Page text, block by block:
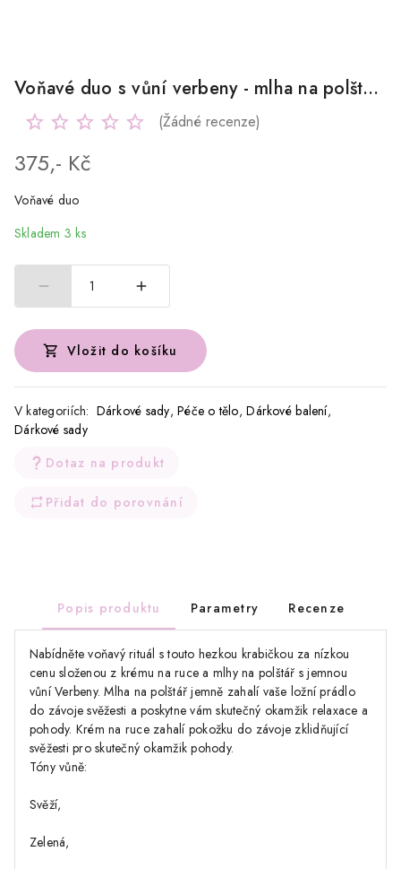
Voňavé duo s vůní verbeny - mlha na polštář 50 ml + krém na ruce 30 ml
(Žádné recenze)
375,- Kč
Voňavé duo
Skladem 3 ks
1
Vložit do košíku
V kategoriích: Dárkové sady, Péče o tělo,Dárkové balení,
Dárkové sady
Dotaz na produkt
Přidat do porovnání
Popis produktu Parametry Recenze
Nabídněte voňavý rituál s touto hezkou krabičkou za nízkou
cenu složenou z krému na ruce a mlhy na polštář s jemnou
vůní Verbeny. Mlha na polštář jemně zahalí vaše ložní prádlo
do závoje svěžesti a poskytne vám skutečný okamžik relaxace a
pohody. Krém na ruce zahalí pokožku do závoje zklidňující
svěžesti pro skutečný okamžik pohody.
Tóny vůně:
Svěží,
Zelená,